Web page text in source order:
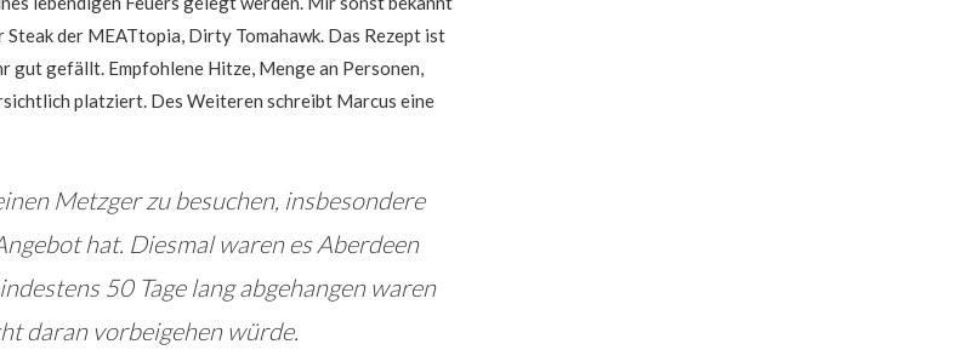
Steak der MEATtopia, Dirty Tomahawk. Das Rezept ist
gut gefällt. Empfohlene Hitze, Menge an Personen,
platziert. Des Weiteren schreibt Marcus eine
Metzger zu besuchen, insbesondere
hat. Diesmal waren es Aberdeen
50 Tage lang abgehangen waren
daran vorbeigehen würde.